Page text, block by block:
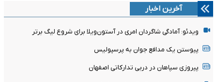
آخرین اخبار
ویدئو: آمادگی شاگردان امری در آستون‌ویلا برای شروع لیگ برتر
پیوستن یک مدافع جوان به پرسپولیس
پیروزی سپاهان در دربی تدارکاتی اصفهان